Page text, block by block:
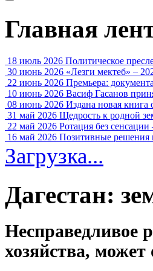
Главная
18 июль 2026 Политическое
30 июнь 2026 «Лезги мектеб» –
22 июнь 2026 Премьера:
10 июнь 2026 Васиф Гасанов
08 июнь 2026 Издана новая книга
31 май 2026 Щедрость к родной
22 май 2026 Ротация без
16 май 2026 Позитивные решения
Загрузка...
Дагестан:
Несправедливое
хозяйства, может